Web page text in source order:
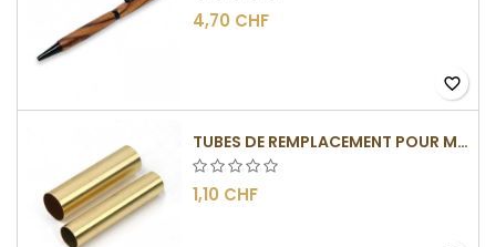
4,70 CHF
favorite_border
TUBES DE REMPLACEMENT POUR MÉCANISME SLIMLINE
1,10 CHF